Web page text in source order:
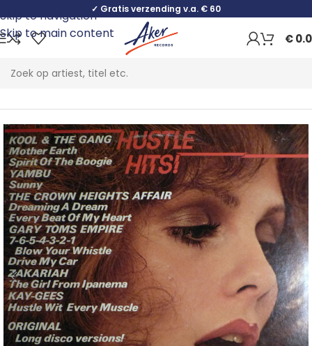
Skip to navigation
Skip to main content
✓ Gratis verzending v.a. € 60
€
Home Funk / Soul